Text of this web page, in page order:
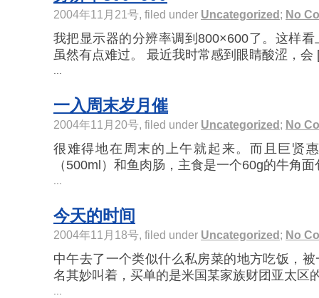
2004年11月21号, filed under Uncategorized ; No
我把显示器的分辨率调到800×600了。这样
虽然有点难过。 最近我时常感到眼睛酸涩，
一入周末岁月催
2004年11月20号, filed under Uncategorized ; No
很难得地在周末的上午就起来。而且巨贤
（500ml）和鱼肉肠，主食是一个60g的牛角
今天的时间
2004年11月18号, filed under Uncategorized ; No
中午去了一个类似什么私房菜的地方吃饭，
名其妙叫着，买单的是米国某家族财团亚太区